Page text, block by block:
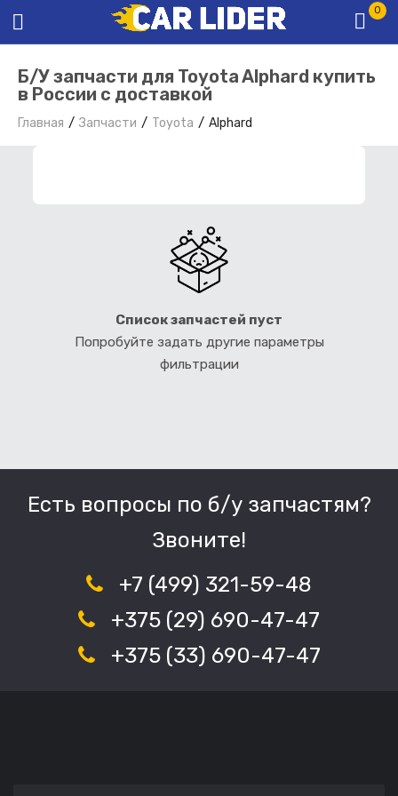
0
Б/У запчасти для Toyota Alphard купить
в России с доставкой
Главная Запчасти Toyota Alphard
Список запчастей пуст
Попробуйте задать другие параметры
фильтрации
Есть вопросы по б/у запчастям?
Звоните!
+7 (499) 321-59-48
+375 (29) 690-47-47
+375 (33) 690-47-47